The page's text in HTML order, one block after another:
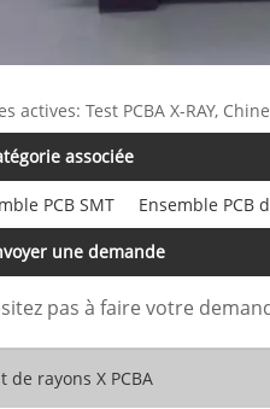
actives: Test PCBA X-RAY,
associée
PCB SMT Ensemble PCB
une demande
pas à faire votre